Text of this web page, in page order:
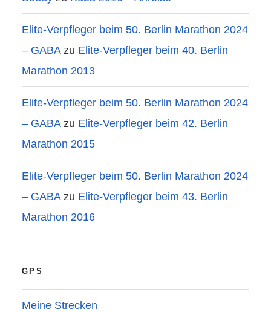
Elite-Verpfleger beim 50. Berlin Marathon 2024
– GABAzu Elite-Verpfleger beim 40. Berlin
Marathon 2013
Elite-Verpfleger beim 50. Berlin Marathon 2024
– GABAzu Elite-Verpfleger beim 42. Berlin
Marathon 2015
Elite-Verpfleger beim 50. Berlin Marathon 2024
– GABAzu Elite-Verpfleger beim 43. Berlin
Marathon 2016
GPS
Meine Strecken